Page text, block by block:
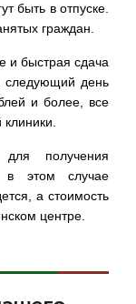
быть в отпуске.
граждан.
и быстрая сдача
следующий день
и более, все
получения
в этом случае
а стоимость
центре.